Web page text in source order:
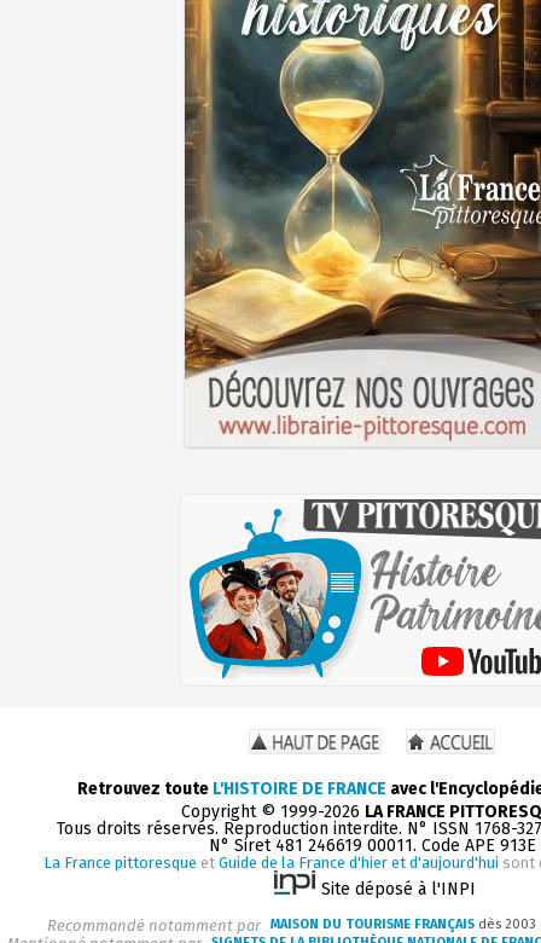
Retrouvez toute L'HISTOIRE DE FRANCE avec
Copyright © 1999-2026 LA FRANCE
Tous droits réservés. Reproduction interdite. N° ISSN 1768-
N° Siret 481 246619 00011. Code APE 913E
La France pittoresque et Guide de la France d'hier et d'aujourd'hui sont
Site déposé à l'INPI
Recommandé notamment par MAISON DU TOURISME FRANÇAIS dès